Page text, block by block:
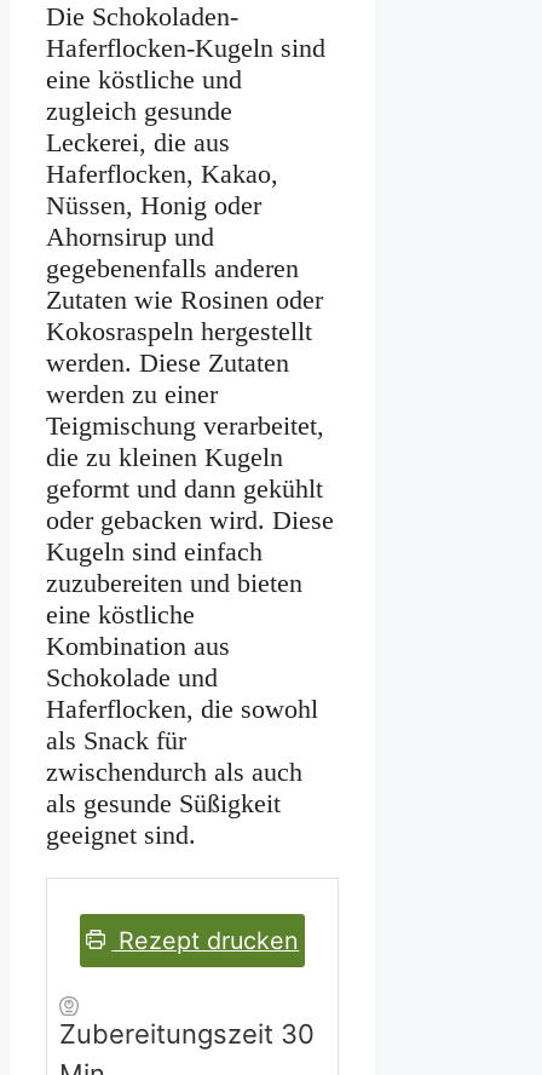
Die Schokoladen-
Haferflocken-Kugeln sind
eine köstliche und
zugleich gesunde
Leckerei, die aus
Haferflocken, Kakao,
Nüssen, Honig oder
Ahornsirup und
gegebenenfalls anderen
Zutaten wie Rosinen oder
Kokosraspeln hergestellt
werden. Diese Zutaten
werden zu einer
Teigmischung verarbeitet,
die zu kleinen Kugeln
geformt und dann gekühlt
oder gebacken wird. Diese
Kugeln sind einfach
zuzubereiten und bieten
eine köstliche
Kombination aus
Schokolade und
Haferflocken, die sowohl
als Snack für
zwischendurch als auch
als gesunde Süßigkeit
geeignet sind.
Rezept drucken
Zubereitungszeit 30